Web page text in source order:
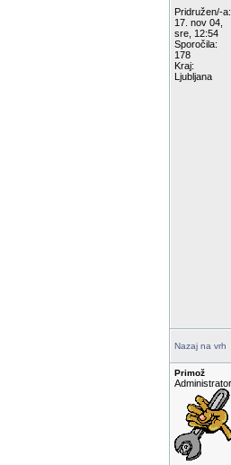
Pridružen/-a:
17. nov 04,
sre, 12:54
Sporočila:
178
Kraj:
Ljubljana
Nazaj na vrh
Primož
Administrator